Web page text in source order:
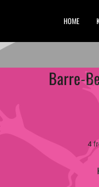
HOME
Barre-
4